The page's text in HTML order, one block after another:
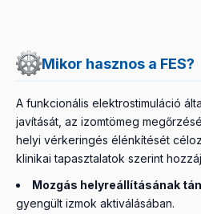
Mikor hasznos a FES?
A funkcionális elektrostimuláció
javítását, az izomtömeg
helyi vérkeringés élénkítését
klinikai tapasztalatok szerint
Mozgás helyreállításának
gyengült izmok aktiválásában.